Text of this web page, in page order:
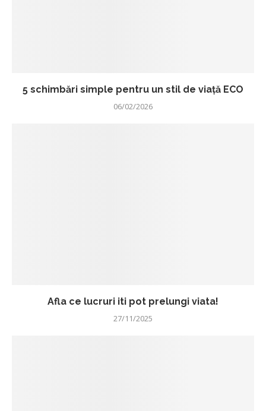
5 schimbări simple pentru un stil de viață ECO
06/02/2026
Afla ce lucruri iti pot prelungi viata!
27/11/2025